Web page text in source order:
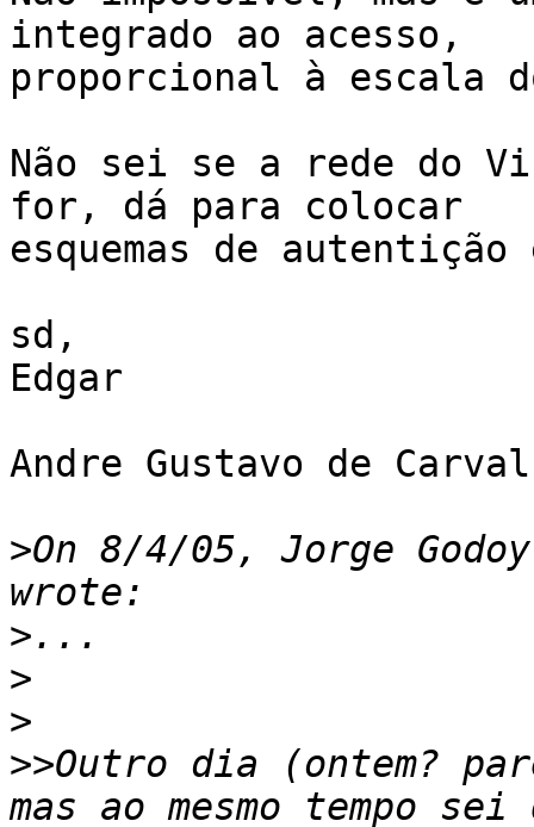
integrado ao acesso,
proporcional à escala
Não sei se a rede do
for, dá para colocar
esquemas de
sd,
Edgar
Andre Gustavo de
>On 8/4/05, Jorge
>
>
>
>>Outro dia (ontem?